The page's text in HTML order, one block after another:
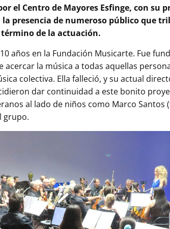
el Centro de Mayores Esfinge, con su
la presencia de numeroso público que
de la actuación.
años en la Fundación Musicarte. Fue
acercar la música a todas aquellas
colectiva. Ella falleció, y su actual
dar continuidad a este bonito
al lado de niños como Marco Santos
grupo.